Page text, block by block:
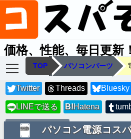
価格、性能、毎日更
のコスパを見つけます
TOP パソコンパーツ
Twitter Threads Bluesky
LINE LINEで送る B!Hatena
URLコピーパソコン電源コス